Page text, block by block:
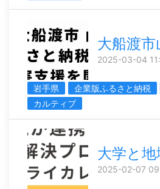
大船渡市
2025-03-04
岩手県 企業版ふるさと納税
カルティブ
大学と
2025-02-07